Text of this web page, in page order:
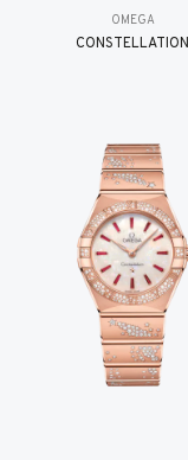
OMEGA
CONSTELLATION